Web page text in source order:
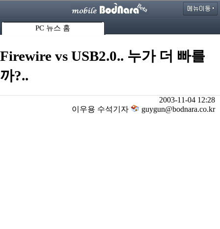
PC 뉴스 홈
Firewire vs USB2.0.. 누가 더 빠를
까?..
2003-11-04 12:28
이우용 수석기자
guygun@bodnara.co.kr